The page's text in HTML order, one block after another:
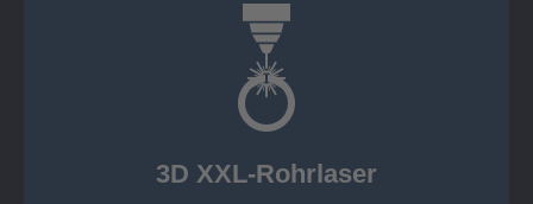
3D XXL-Rohrlaser
Rechteckprofile bis 300 x 300 mm
Wandstärken:
Nichtrostende Stähle 15 mm (oxidfrei)
Aluminium 10 mm (oxidfrei)